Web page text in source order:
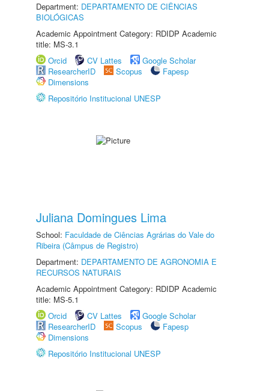
Department: DEPARTAMENTO DE CIÊNCIAS
BIOLÓGICAS
Academic Appointment Category: RDIDP Academic
title: MS-3.1
Orcid
CV Lattes
Google Scholar
ResearcherID
Scopus
Fapesp
Dimensions
Repositório Institucional UNESP
Juliana Domingues Lima
School: Faculdade de Ciências Agrárias do Vale do
Ribeira (Câmpus de Registro)
Department: DEPARTAMENTO DE AGRONOMIA E
RECURSOS NATURAIS
Academic Appointment Category: RDIDP Academic
title: MS-5.1
Orcid
CV Lattes
Google Scholar
ResearcherID
Scopus
Fapesp
Dimensions
Repositório Institucional UNESP